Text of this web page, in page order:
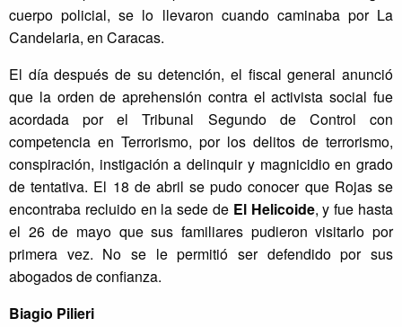
cuerpo policial, se lo llevaron cuando caminaba por La
Candelaria, en Caracas.
El día después de su detención, el fiscal general anunció
que la orden de aprehensión contra el activista social fue
acordada por el Tribunal Segundo de Control con
competencia en Terrorismo, por los delitos de terrorismo,
conspiración, instigación a delinquir y magnicidio en grado
de tentativa. El 18 de abril se pudo conocer que Rojas se
encontraba recluido en la sede de El Helicoide, y fue hasta
el 26 de mayo que sus familiares pudieron visitarlo por
primera vez. No se le permitió ser defendido por sus
abogados de confianza.
Biagio Pilieri